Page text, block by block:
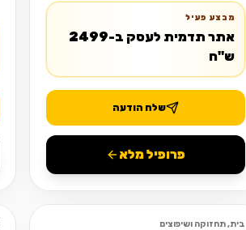
מבצע פעיל
אתר תדמית לעסק ב-2499
ש"ח
שלח הודעה
פרופיל מלא
בית, תחזוקה ושיפוצים